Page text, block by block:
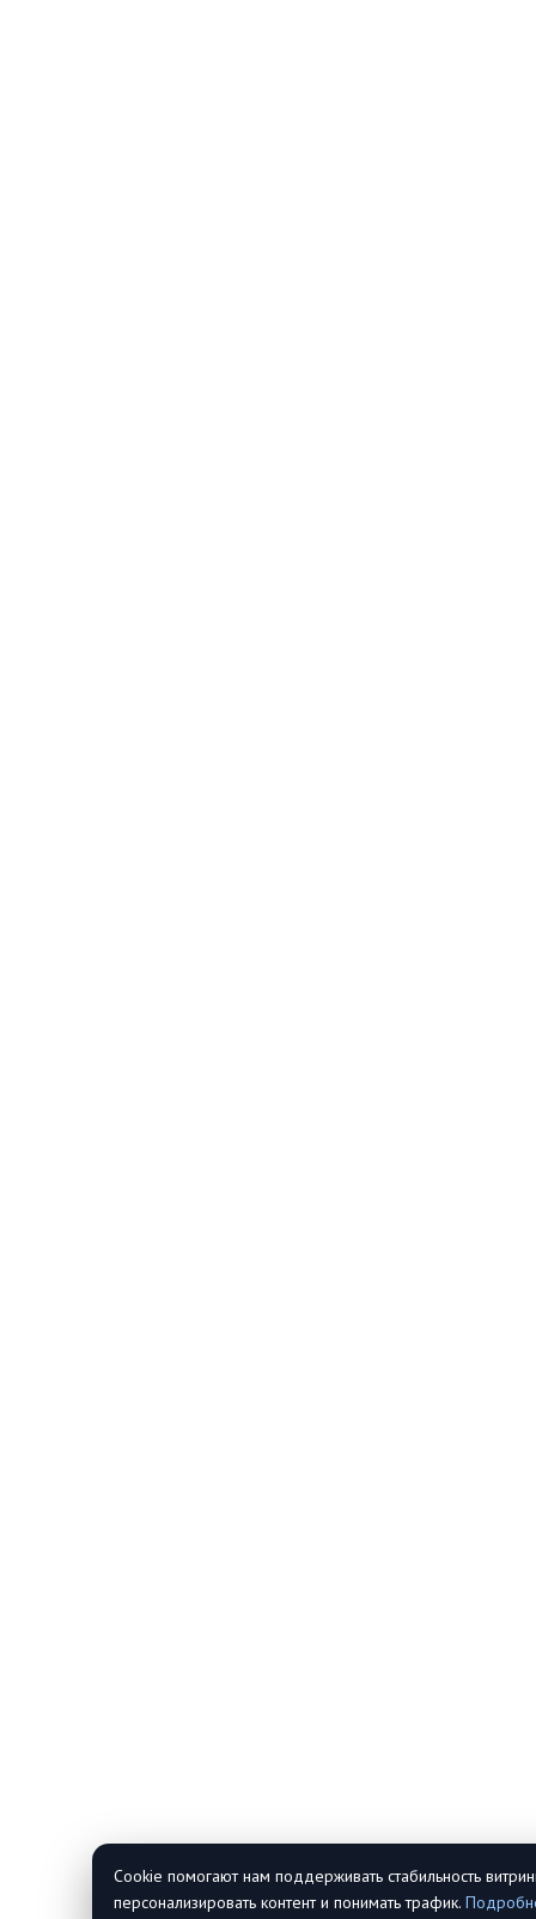
Cookie помогают нам поддерживать стабильность
персонализировать контент и понимать трафик.